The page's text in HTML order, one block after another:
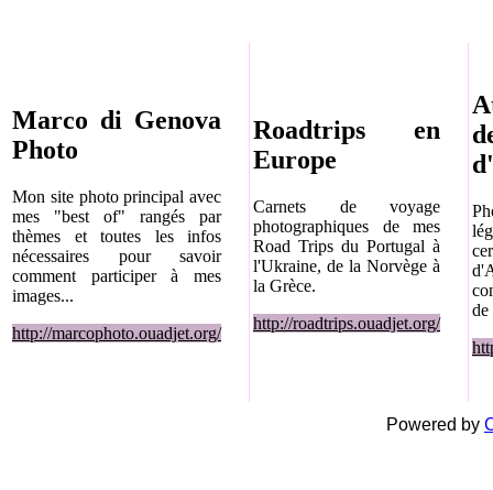
Marco di Genova
Photo
Mon site photo principal avec
mes "best of" rangés par
thèmes et toutes les infos
nécessaires pour savoir
comment participer à mes
images...
http://marcophoto.ouadjet.org/
Roadtrips en
Europe
Carnets de voyage
photographiques de mes
Road Trips du Portugal à
l'Ukraine, de la Norvège à
la Grèce.
http://roadtrips.ouadjet.org/
de
Powered by